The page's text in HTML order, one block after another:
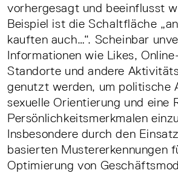
vorhergesagt und beeinflusst
Beispiel ist die Schaltfläche
kauften auch…“. Scheinbar
Informationen wie Likes,
Standorte und andere
genutzt werden, um politische
sexuelle Orientierung und eine
Persönlichkeitsmerkmalen
Insbesondere durch den
basierten Mustererkennungen
Optimierung von